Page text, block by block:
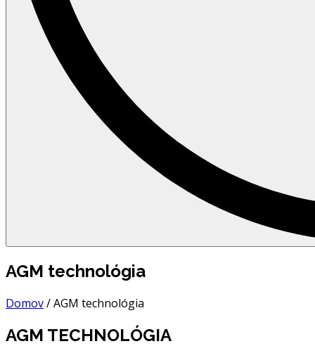
AGM technológia
Domov/AGM technológia
AGM TECHNOLÓGIA